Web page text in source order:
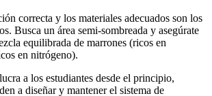
correcta y los materiales adecuados son los
Busca un área semi-sombreada y asegúrate
equilibrada de marrones (ricos en
en nitrógeno).
a los estudiantes desde el principio,
a diseñar y mantener el sistema de